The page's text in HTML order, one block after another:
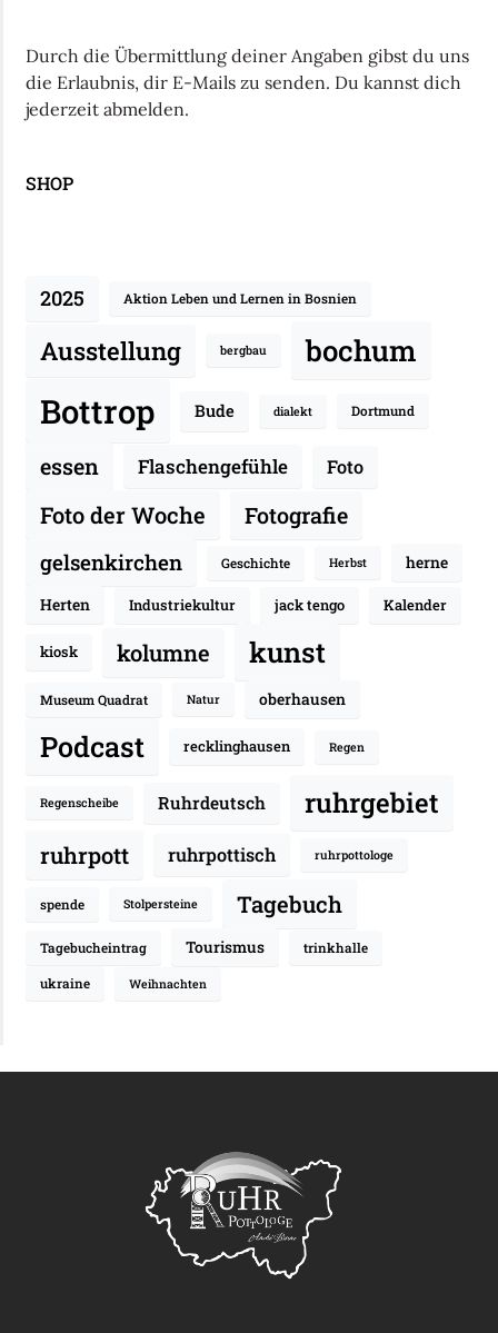
Durch die Übermittlung deiner Angaben gibst du uns
die Erlaubnis, dir E-Mails zu senden. Du kannst dich
jederzeit abmelden.
SHOP
2025 Aktion Leben und Lernen in Bosnien
Ausstellung bergbau bochum
Bottrop Bude dialekt Dortmund
essen Flaschengefühle Foto
Foto der Woche Fotografie
gelsenkirchen Geschichte Herbst
herne
Herten
Industriekultur jack tengo Kalender
kiosk kolumne kunst
Museum Quadrat Natur oberhausen
Podcast recklinghausen Regen
Regenscheibe Ruhrdeutsch ruhrgebiet
ruhrpott ruhrpottisch ruhrpottologe
spende Stolpersteine Tagebuch
Tagebucheintrag Tourismus trinkhalle
ukraine Weihnachten